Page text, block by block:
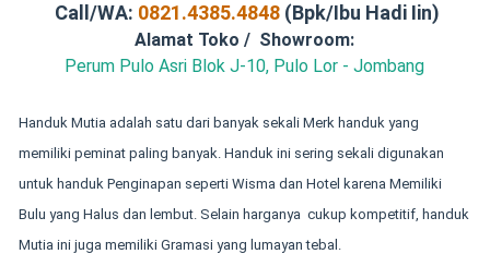
Call/WA: 0821.4385.4848(Bpk/Ibu Hadi Iin)
Alamat Toko / Showroom:
Perum Pulo Asri Blok J-10, Pulo Lor - Jombang
Handuk Mutia adalah satu dari banyak sekali Merk handuk yang
memiliki peminat paling banyak. Handuk ini sering sekali digunakan
untuk handuk Penginapan seperti Wisma dan Hotel karena Memiliki
Bulu yang Halus dan lembut. Selain harganya cukup kompetitif, handuk
Mutia ini juga memiliki Gramasi yang lumayan tebal.